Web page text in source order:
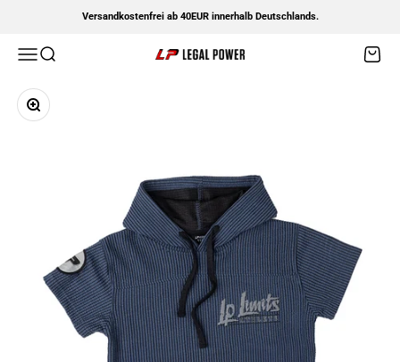
Versandkostenfrei ab 40EUR innerhalb Deutschlands.
MenüSuche Legal Power
Bild vergrößern